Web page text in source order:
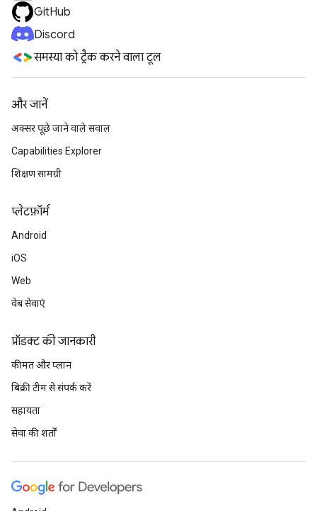
GitHub
Discord
समस्या को ट्रैक करने वाला टूल
और जानें
अक्सर पूछे जाने वाले सवाल
Capabilities Explorer
शिक्षण सामग्री
प्‍लेटफ़ॉर्म
Android
iOS
Web
वेब सेवाएं
प्रॉडक्ट की जानकारी
कीमत और प्लान
बिक्री टीम से संपर्क करें
सहायता
सेवा की शर्तों